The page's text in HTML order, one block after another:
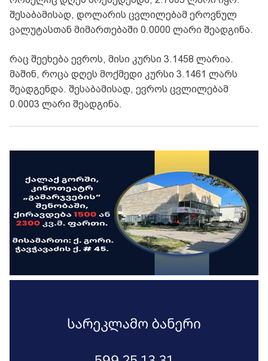
შესაბამისად, დოლარის ცვლილებამ ეროვნულ
ვალუტასთან მიმართებაში 0.0000 ლარი შეადგინა.
რაც შეეხება ევროს, მისი კურსი 3.1458 ლარია.
მაშინ, როცა დღეს მოქმედი კურსი 3.1461 ლარს
შეადგენდა. შესაბამისად, ევროს ცვლილებამ
0.0003 ლარი შეადგინა.